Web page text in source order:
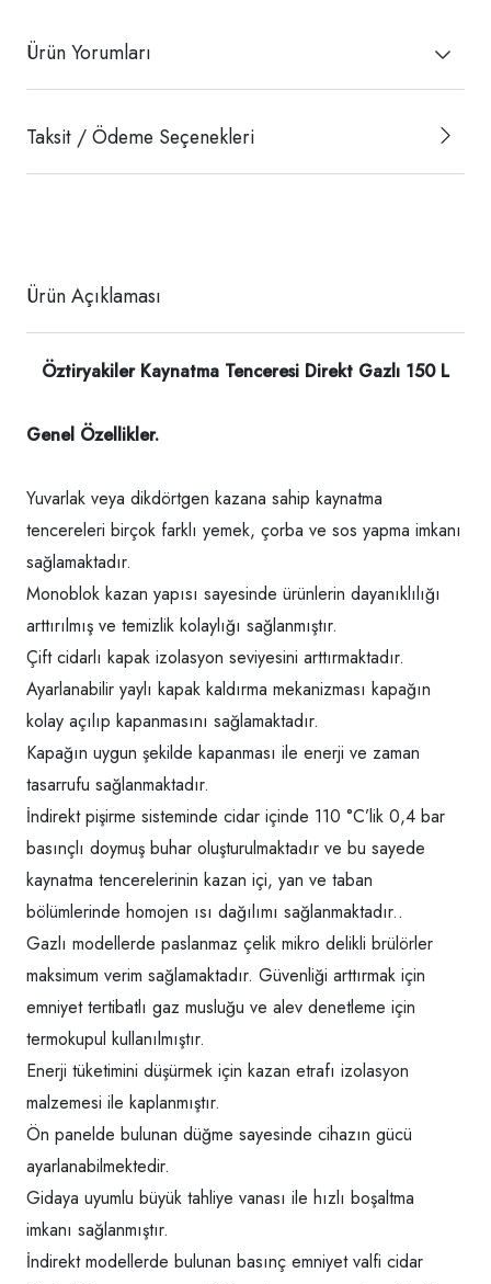
Ürün Yorumları
Taksit / Ödeme Seçenekleri
Ürün Açıklaması
Öztiryakiler Kaynatma Tenceresi Direkt Gazlı 150 L
Genel Özellikler.
Yuvarlak veya dikdörtgen kazana sahip kaynatma
tencereleri birçok farklı yemek, çorba ve sos yapma imkanı
sağlamaktadır.
Monoblok kazan yapısı sayesinde ürünlerin dayanıklılığı
arttırılmış ve temizlik kolaylığı sağlanmıştır.
Çift cidarlı kapak izolasyon seviyesini arttırmaktadır.
Ayarlanabilir yaylı kapak kaldırma mekanizması kapağın
kolay açılıp kapanmasını sağlamaktadır.
Kapağın uygun şekilde kapanması ile enerji ve zaman
tasarrufu sağlanmaktadır.
İndirekt pişirme sisteminde cidar içinde 110 °C’lik 0,4 bar
basınçlı doymuş buhar oluşturulmaktadır ve bu sayede
kaynatma tencerelerinin kazan içi, yan ve taban
bölümlerinde homojen ısı dağılımı sağlanmaktadır..
Gazlı modellerde paslanmaz çelik mikro delikli brülörler
maksimum verim sağlamaktadır. Güvenliği arttırmak için
emniyet tertibatlı gaz musluğu ve alev denetleme için
termokupul kullanılmıştır.
Enerji tüketimini düşürmek için kazan etrafı izolasyon
malzemesi ile kaplanmıştır.
Ön panelde bulunan düğme sayesinde cihazın gücü
ayarlanabilmektedir.
Gidaya uyumlu büyük tahliye vanası ile hızlı boşaltma
imkanı sağlanmıştır.
İndirekt modellerde bulunan basınç emniyet valfi cidar